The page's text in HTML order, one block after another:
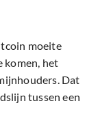
moeite
komen, het
Dat
tussen een